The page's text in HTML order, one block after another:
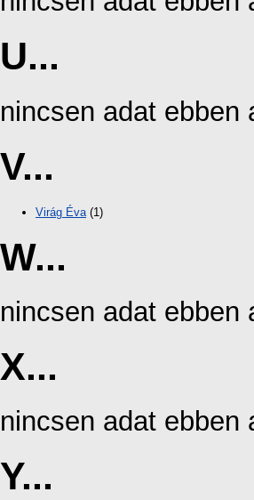
U...
nincsen adat ebben
V...
Virág Éva (1)
W...
nincsen adat ebben
X...
nincsen adat ebben
Y...